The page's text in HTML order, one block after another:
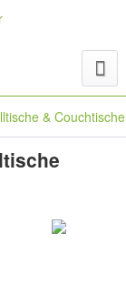
& Couchtische